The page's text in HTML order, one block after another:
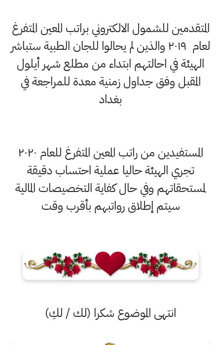
المتقدمين للشمول الالكتروني براتب المعين المتفرغ
لعام ٢٠١٩ والذين لم يحالوا للجان الطبية ستباشر
الهيئة في احالتهم ابتداء من مطلع شهر أيلول
المقبل وفق جداول زمنية معدة للمراجعة في
بغداد
المستفيدين من راتب المعين المتفرغ للعام ٢٠٢٠
تجري الهيئة حاليا عملية احتساب دقيقة
لمستحقاتهم وفي حال كفاية التخصيصات المالية
سيتم إطلاق رواتبهم بأقرب وقت
انتهى الموضوع شكرا (لك / لكِ)